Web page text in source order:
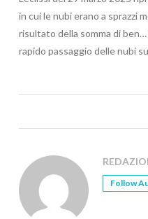
in cui le nubi erano a sprazzi
risultato della somma di
rapido passaggio delle nubi
Follow